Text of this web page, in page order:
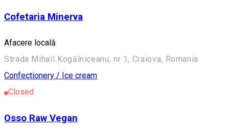
Cofetaria Minerva
Afacere locală
Strada Mihail Kogălniceanu, nr 1, Craiova, Romania
Confectionery / Ice cream
Closed
Osso Raw Vegan